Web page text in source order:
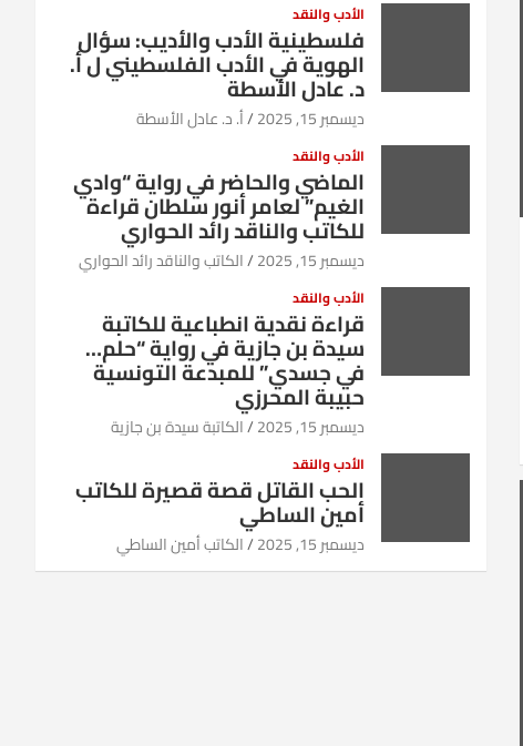
الأدب والنقد
فلسطينية الأدب والأديب: سؤال
الهوية في الأدب الفلسطيني ل أ.
د. عادل الأسطة
ديسمبر 15, 2025 أ. د. عادل الأسطة
الأدب والنقد
الماضي والحاضر في رواية “وادي
الغيم” لعامر أنور سلطان قراءة
للكاتب والناقد رائد الحواري
ديسمبر 15, 2025 الكاتب والناقد رائد الحواري
الأدب والنقد
قراءة نقدية انطباعية للكاتبة
سيدة بن جازية في رواية “حلم…
في جسدي” للمبدعة التونسية
حبيبة المحرزي
ديسمبر 15, 2025 الكاتبة سيدة بن جازية
الأدب والنقد
الحب القاتل قصة قصيرة للكاتب
أمين الساطي
ديسمبر 15, 2025 الكاتب أمين الساطي